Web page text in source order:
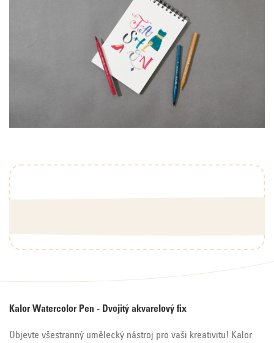
Kalor Watercolor Pen - Dvojitý akvarelový fix
Objevte všestranný umělecký nástroj pro vaši kreativitu! Kalor